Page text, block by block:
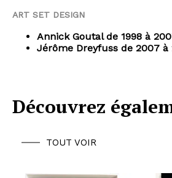
ART SET DESIGN
Annick Goutal de 1998 à
Jérôme Dreyfuss de 2007 à
Découvrez
TOUT VOIR